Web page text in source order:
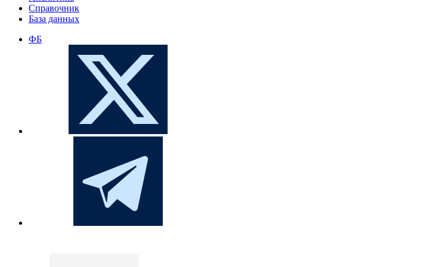
Справочник
База данных
ФБ